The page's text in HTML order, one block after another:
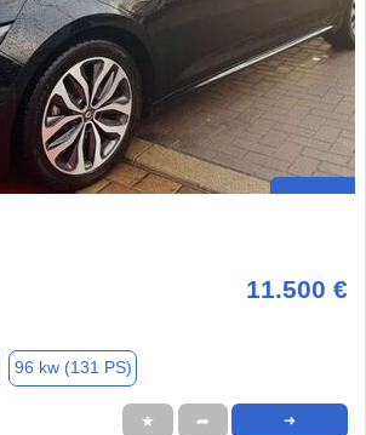
11.500 €
96 kw (131 PS)
★ ➦ ➜